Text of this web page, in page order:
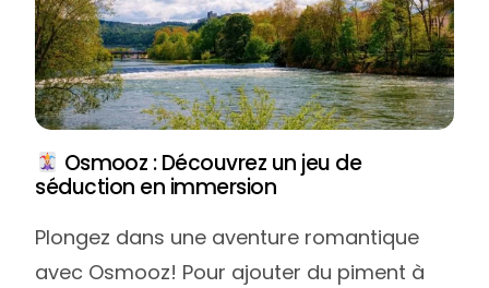
Osmooz : Découvrez un jeu de
séduction en immersion
Plongez dans une aventure romantique
avec Osmooz! Pour ajouter du piment à
login
Newsletter